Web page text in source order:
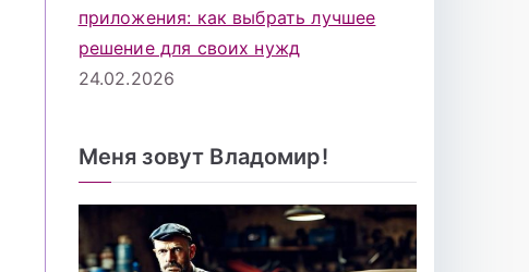
приложения: как выбрать лучшее
решение для своих нужд
24.02.2026
Меня зовут Владомир!